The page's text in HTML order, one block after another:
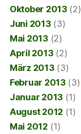
Oktober 2013 (2)
Juni 2013 (3)
Mai 2013 (2)
April 2013 (2)
März 2013 (3)
Februar 2013 (3)
Januar 2013 (1)
August 2012 (1)
Mai 2012 (1)